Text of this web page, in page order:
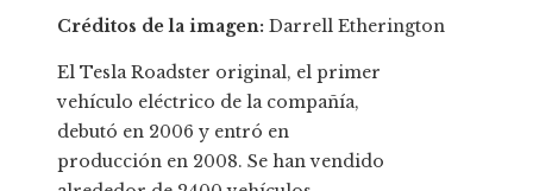
Créditos de la imagen: Darrell Etherington
El Tesla Roadster original, el primer
vehículo eléctrico de la compañía,
debutó en 2006 y entró en
producción en 2008. Se han vendido